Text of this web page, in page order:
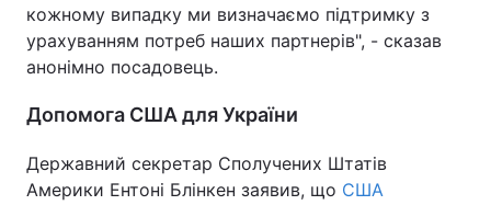
кожному випадку ми визначаємо підтримку з
урахуванням потреб наших партнерів", - сказав
анонімно посадовець.
Допомога США для України
Державний секретар Сполучених Штатів
Америки Ентоні Блінкен заявив, що США